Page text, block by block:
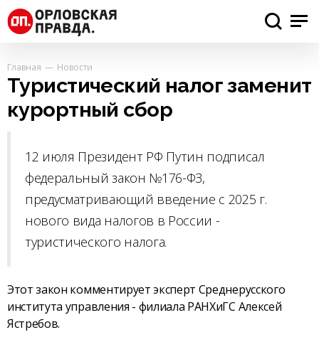
Главная Новости
Туристический налог заменит
курортный сбор
12 июля Президент РФ Путин подписал
федеральный закон №176-ФЗ,
предусматривающий введение с 2025 г.
нового вида налогов в России -
туристического налога.
Этот закон комментирует эксперт Среднерусского
института управления - филиала РАНХиГС Алексей
Ястребов.